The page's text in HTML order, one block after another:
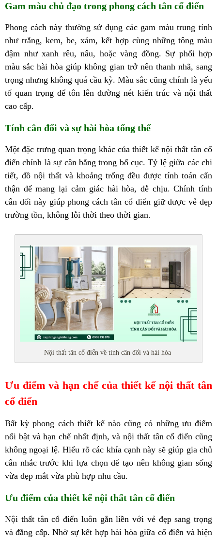
Gam màu chủ đạo trong phong cách tân cổ điển
Phong cách này thường sử dụng các gam màu trung tính
như trắng, kem, be, xám, kết hợp cùng những tông màu
đậm như xanh rêu, nâu, hoặc vàng đồng. Sự phối hợp
màu sắc hài hòa giúp không gian trở nên thanh nhã, sang
trọng nhưng không quá cầu kỳ. Màu sắc cũng chính là yếu
tố quan trọng để tôn lên đường nét kiến trúc và nội thất
cao cấp.
Tính cân đối và sự hài hòa tổng thể
Một đặc trưng quan trọng khác của thiết kế nội thất tân cổ
điển chính là sự cân bằng trong bố cục. Tỷ lệ giữa các chi
tiết, đồ nội thất và khoảng trống đều được tính toán cẩn
thận để mang lại cảm giác hài hòa, dễ chịu. Chính tính
cân đối này giúp phong cách tân cổ điển giữ được vẻ đẹp
trường tồn, không lỗi thời theo thời gian.
Nội thất tân cổ điển về tính cân đối và hài hòa
Ưu điểm và hạn chế của thiết kế nội thất tân
cổ điển
Bất kỳ phong cách thiết kế nào cũng có những ưu điểm
nổi bật và hạn chế nhất định, và nội thất tân cổ điển cũng
không ngoại lệ. Hiểu rõ các khía cạnh này sẽ giúp gia chủ
cân nhắc trước khi lựa chọn để tạo nên không gian sống
vừa đẹp mắt vừa phù hợp nhu cầu.
Ưu điểm của thiết kế nội thất tân cổ điển
Nội thất tân cổ điển luôn gắn liền với vẻ đẹp sang trọng
và đẳng cấp. Nhờ sự kết hợp hài hòa giữa cổ điển và hiện